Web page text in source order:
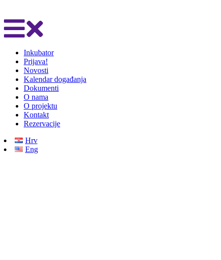
Inkubator
Prijava!
Novosti
Kalendar događanja
Dokumenti
O nama
O projektu
Kontakt
Rezervacije
Hrv
Eng